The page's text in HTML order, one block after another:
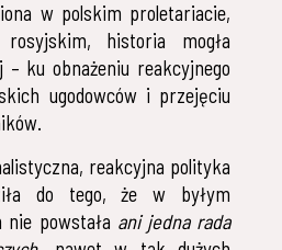
w polskim proletariacie,
historia mogła
ku obnażeniu reakcyjnego
ugodowców i przejęciu
reakcyjna polityka
do tego, że w byłym
powstała ani jedna rada